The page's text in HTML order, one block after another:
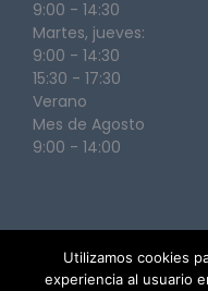
9:00 - 14:30
Martes, jueves:
9:00 - 14:30
15:30 - 17:30
Verano
Mes de Agosto
9:00 - 14:00
Utilizamos cookies
experiencia al usuario